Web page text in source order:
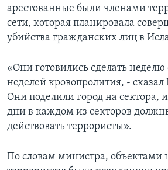
СОЦИАЛЬНЫЕ СЕТИ
арестованные были членами
сети, которая планировала
убийства гражданских лиц в
«Они готовились сделать неделю
неделей кровопролития, -
Они поделили город на сектора,
дни в каждом из секторов
действовать террористы».
По словам министра, объектами